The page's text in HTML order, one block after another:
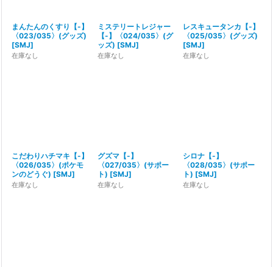
まんたんのくすり【-】
〈023/035〉(グッズ)
[SMJ]
在庫なし
ミステリートレジャー
【-】〈024/035〉(グ
ッズ) [SMJ]
在庫なし
レスキュータンカ【-】
〈025/035〉(グッズ)
[SMJ]
在庫なし
こだわりハチマキ【-】
〈026/035〉(ポケモ
ンのどうぐ) [SMJ]
在庫なし
グズマ【-】
〈027/035〉(サポー
ト) [SMJ]
在庫なし
シロナ【-】
〈028/035〉(サポー
ト) [SMJ]
在庫なし